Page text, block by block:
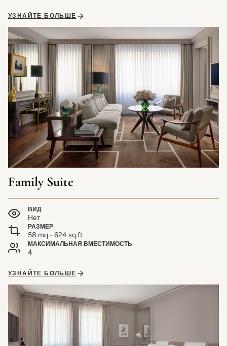
УЗНАЙТЕ БОЛЬШЕ
Family Suite
ВИД
Нет
РАЗМЕР
58 mq - 624 sq.ft
МАКСИМАЛЬНАЯ ВМЕСТИМОСТЬ
4
УЗНАЙТЕ БОЛЬШЕ